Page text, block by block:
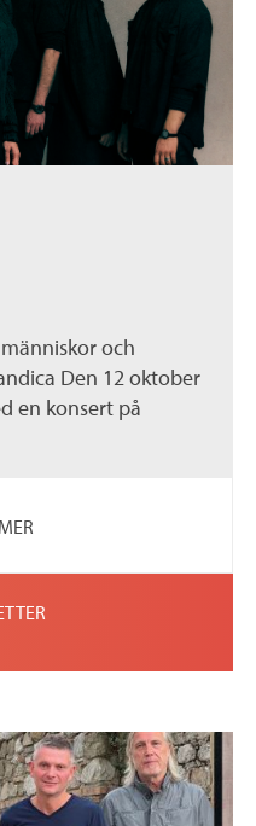
och
Den 12 oktober
en konsert på